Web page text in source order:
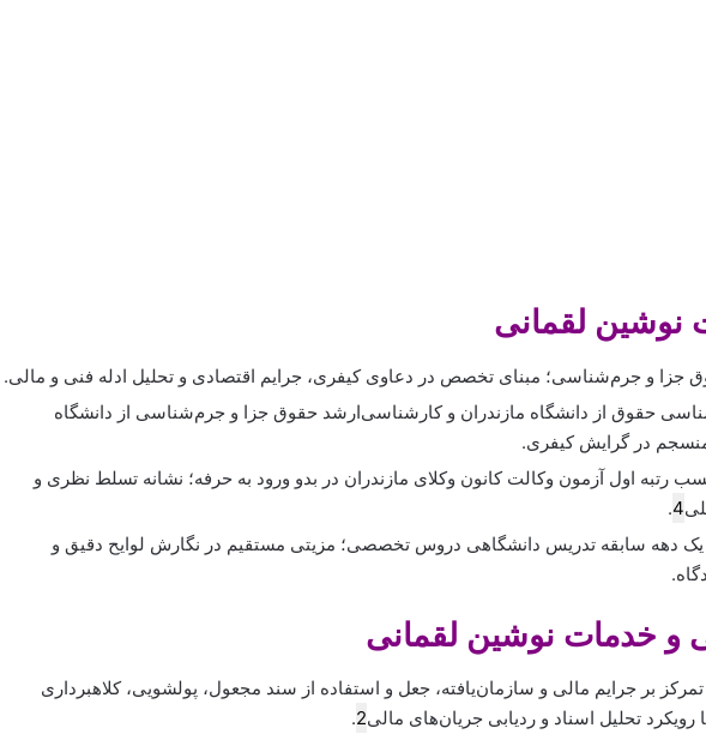
نوشین لقمانی
جزا و جرم‌شناسی؛ مبنای تخصص در دعاوی کیفری، جرایم اقتصادی و تحلیل ادله فنی و مالی.
حقوق از دانشگاه مازندران و کارشناسی‌ارشد حقوق جزا و جرم‌شناسی از دانشگاه
در گرایش کیفری.
رتبه اول آزمون وکالت کانون وکلای مازندران در بدو ورود به حرفه؛ نشانه تسلط نظری و
4
.
یک دهه سابقه تدریس دانشگاهی دروس تخصصی؛ مزیتی مستقیم در نگارش لوایح دقیق و
خدمات نوشین لقمانی
تمرکز بر جرایم مالی و سازمان‌یافته، جعل و استفاده از سند مجعول، پولشویی، کلاهبرداری
رویکرد تحلیل اسناد و ردیابی جریان‌های مالی2
.